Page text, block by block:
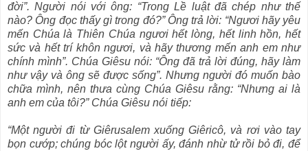
đời”. Người nói với ông: “Trong Lề luật đã chép như thế
nào? Ông đọc thấy gì trong đó?” Ông trả lời: “Ngươi hãy yêu
mến Chúa là Thiên Chúa ngươi hết lòng, hết linh hồn, hết
sức và hết trí khôn ngươi, và hãy thương mến anh em như
chính mình”. Chúa Giêsu nói: “Ông đã trả lời đúng, hãy làm
như vậy và ông sẽ được sống”. Nhưng người đó muốn bào
chữa mình, nên thưa cùng Chúa Giêsu rằng: “Nhưng ai là
anh em của tôi?” Chúa Giêsu nói tiếp:
“Một người đi từ Giêrusalem xuống Giêricô, và rơi vào tay
bọn cướp; chúng bóc lột người ấy, đánh nhừ tử rồi bỏ đi, để